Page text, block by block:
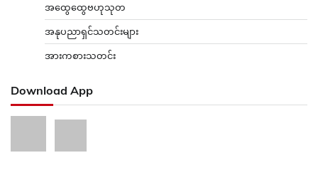
အထွေထွေဗဟုသုတ
အနုပညာရှင်သတင်းများ
အားကစားသတင်း
Download App